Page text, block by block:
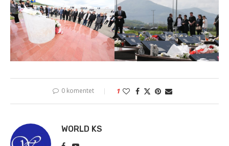
0 komentet 1
WORLD KS